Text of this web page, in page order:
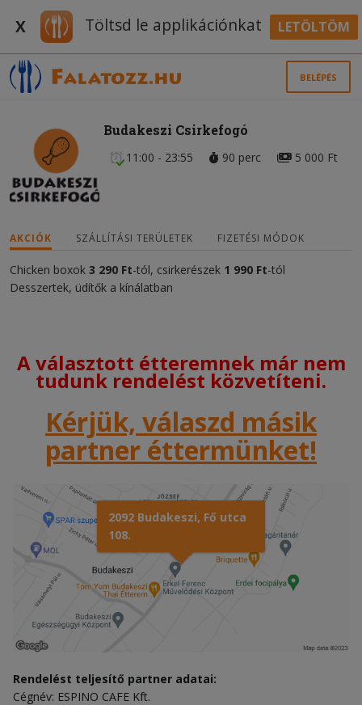
X Töltsd le applikációnkat LETÖLTÖM
BELÉPÉS
Budakeszi Csirkefogó
11:00 - 23:55 90 perc 5 000 Ft
AKCIÓK SZÁLLÍTÁSI TERÜLETEK FIZETÉSI MÓDOK
Chicken boxok 3 290 Ft-tól, csirkerészek 1 990 Ft-tól
Desszertek, üdítők a kínálatban
A választott étteremnek már nem
tudunk rendelést közvetíteni.
Kérjük, válaszd másik
partner éttermünket!
2092 Budakeszi, Fő utca
108.
Rendelést teljesítő partner adatai:
Cégnév: ESPINO CAFE Kft.